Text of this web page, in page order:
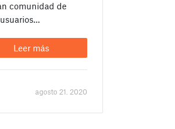
comunidad de
Leer más
agosto 21. 2020